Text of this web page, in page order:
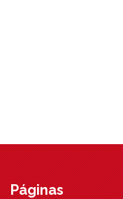
Páginas